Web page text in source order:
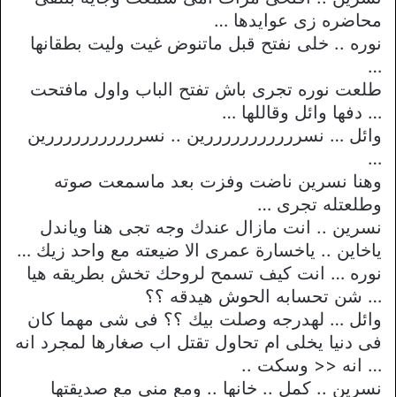
محاضره زى عوايدها …
نوره .. خلى نفتح قبل ماتنوض غيت وليت بطقانها
…
طلعت نوره تجرى باش تفتح الباب واول مافتحت
… دفها وائل وقاللها …
وائل … نسرررررررررررين .. نسرررررررررررين
…
وهنا نسرين ناضت وفزت بعد ماسمعت صوته
وطلعتله تجرى …
نسرين .. انت مازال عندك وجه تجى هنا وياندل
ياخاين .. ياخسارة عمرى الا ضيعته مع واحد زيك …
نوره … انت كيف تسمح لروحك تخش بطريقه هيا
… شن تحسابه الحوش هيدقه ؟؟
وائل … لهدرجه وصلت بيك ؟؟ فى شى مهما كان
فى دنيا يخلى ام تحاول تقتل اب صغارها لمجرد انه
… انه << وسكت ..
نسرين .. كمل .. خانها .. ومع منى مع صديقتها